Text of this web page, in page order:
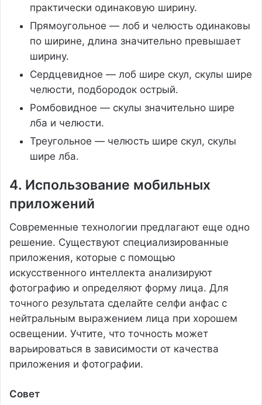
практически одинаковую ширину.
Прямоугольное — лоб и челюсть одинаковы
по ширине, длина значительно превышает
ширину.
Сердцевидное — лоб шире скул, скулы шире
челюсти, подбородок острый.
Ромбовидное — скулы значительно шире
лба и челюсти.
Треугольное — челюсть шире скул, скулы
шире лба.
4. Использование мобильных
приложений
Современные технологии предлагают еще одно
решение. Существуют специализированные
приложения, которые с помощью
искусственного интеллекта анализируют
фотографию и определяют форму лица. Для
точного результата сделайте селфи анфас с
нейтральным выражением лица при хорошем
освещении. Учтите, что точность может
варьироваться в зависимости от качества
приложения и фотографии.
Совет